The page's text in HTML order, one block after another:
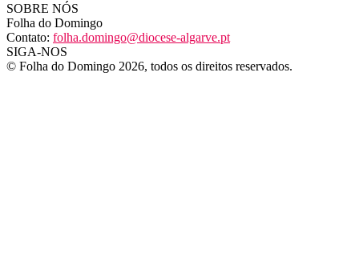
SOBRE NÓS
Folha do Domingo
Contato: folha.domingo@diocese-algarve.pt
SIGA-NOS
© Folha do Domingo 2026, todos os direitos reservados.